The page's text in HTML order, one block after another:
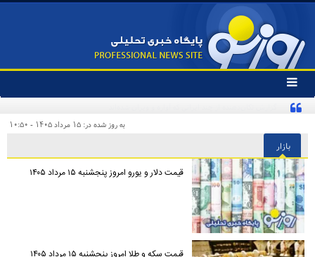
تغییر
وضعیت
منوی
ها
به روز شده در: ۱۵ مرداد ۱۴۰۵ - ۱۰:۵۰
بازار
قیمت دلار و یورو امروز پنجشنبه ۱۵ مرداد ۱۴۰۵
قیمت سکه و طلا امروز پنجشنبه ۱۵ مرداد ۱۴۰۵